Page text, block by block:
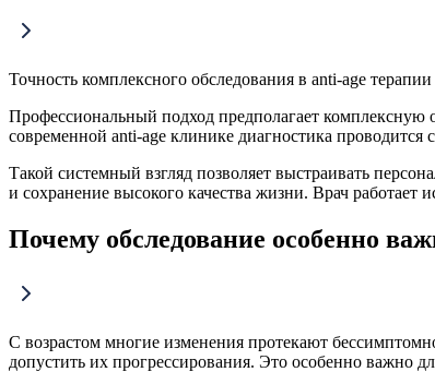
Точность комплексного обследования в anti-age
Профессиональный подход предполагает
современной anti-age клинике диагностика
Такой системный взгляд позволяет выстраивать
и сохранение высокого качества жизни. Врач
Почему обследование особенно
С возрастом многие изменения протекают
допустить их прогрессирования. Это особенно важно